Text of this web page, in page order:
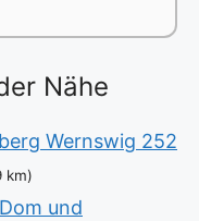
Nähe
Wernswig 252
km)
und